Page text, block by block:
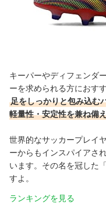
キーパーやディフェンダ
ーを求められる方におす
足をしっかりと包み込む
軽量性・安定性を兼ね備
世界的なサッカープレイ
ーからもインスパイアさ
います。その名を冠した
すよ。
ランキングを見る